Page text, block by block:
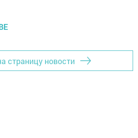
страницу новости